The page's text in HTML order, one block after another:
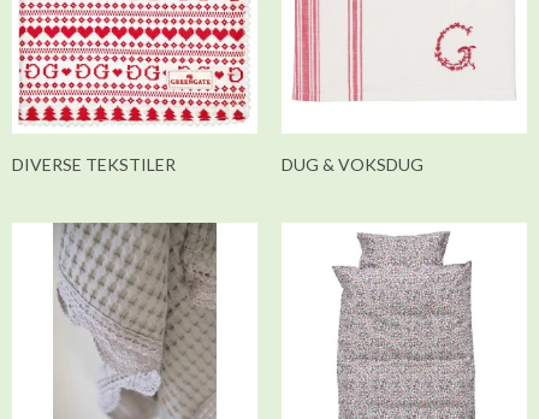
DIVERSE TEKSTILER DUG & VOKSDUG